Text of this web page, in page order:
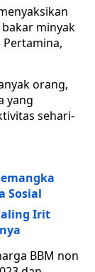
minyak
Pertamina,
orang,
yang
sehari-
Sosial
Irit
BBM non